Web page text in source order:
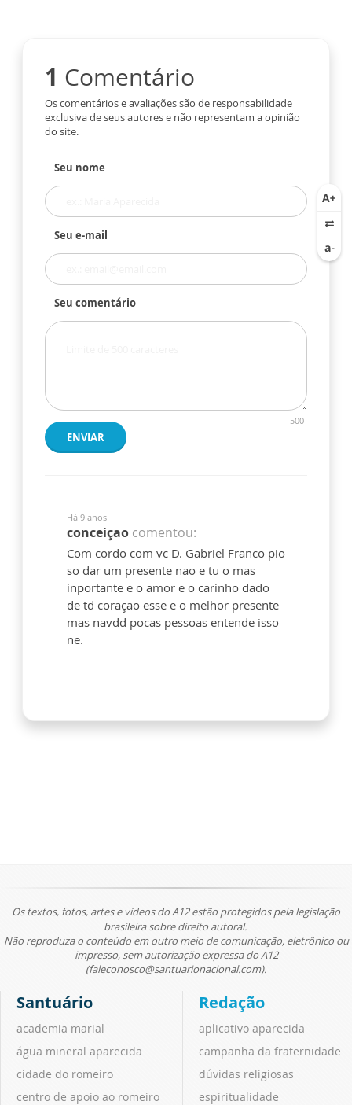
1 Comentário
Os comentários e avaliações são de responsabilidade
exclusiva de seus autores e não representam a opinião
do site.
Seu nome
Seu e-mail
Seu comentário
500
ENVIAR
Há 9 anos
conceiçao comentou:
Com cordo com vc D. Gabriel Franco pio
so dar um presente nao e tu o mas
inportante e o amor e o carinho dado
de td coraçao esse e o melhor presente
mas navdd pocas pessoas entende isso
ne.
Os textos, fotos, artes e vídeos do A12 estão protegidos pela legislação
brasileira sobre direito autoral.
Não reproduza o conteúdo em outro meio de comunicação, eletrônico ou
impresso, sem autorização expressa do A12
(faleconosco@santuarionacional.com).
Santuário
academia marial
água mineral aparecida
cidade do romeiro
centro de apoio ao romeiro
Redação
aplicativo aparecida
campanha da fraternidade
dúvidas religiosas
espiritualidade